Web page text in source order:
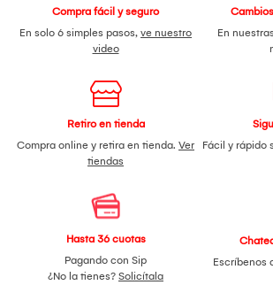
Compra fácil y seguro
En solo 6 simples pasos, ve nuestro
video
En
Retiro en tienda
Compra online y retira en tienda. Ver
tiendas
Fácil y rápido
Hasta 36 cuotas
Pagando con Sip
¿No la tienes? Solicítala
Escríbenos